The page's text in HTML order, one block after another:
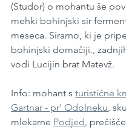
(Studor) o mohantu še
mehki bohinjski sir
meseca. Sirarno, ki je
bohinjski domačiji.,
vodi Lucijin brat Matevž.
Info: mohant s turistične
Gartnar - pr' Odolneku,
mlekarne Podjed,